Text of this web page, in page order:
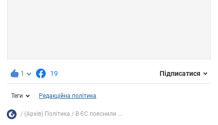
1 19 Підписатися
Теги Редакційна політика
(Архів) Політика В ЄС пояснили ...